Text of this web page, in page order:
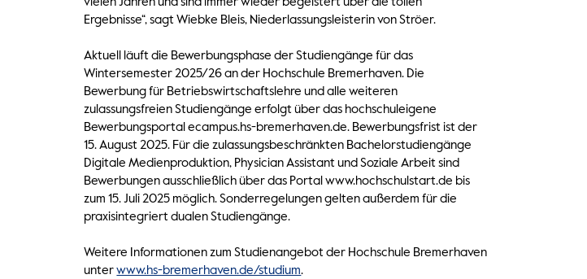
Ergebnisse“, sagt Wiebke Bleis, Niederlassungsleisterin von Ströer.
Aktuell läuft die Bewerbungsphase der Studiengänge für das
Wintersemester 2025/26 an der Hochschule Bremerhaven. Die
Bewerbung für Betriebswirtschaftslehre und alle weiteren
zulassungsfreien Studiengänge erfolgt über das hochschuleigene
Bewerbungsportal ecampus.hs-bremerhaven.de. Bewerbungsfrist ist der
15. August 2025. Für die zulassungsbeschränkten Bachelorstudiengänge
Digitale Medienproduktion, Physician Assistant und Soziale Arbeit sind
Bewerbungen ausschließlich über das Portal www.hochschulstart.de bis
zum 15. Juli 2025 möglich. Sonderregelungen gelten außerdem für die
praxisintegriert dualen Studiengänge.
Weitere Informationen zum Studienangebot der Hochschule Bremerhaven
unterwww.hs-bremerhaven.de/studium.